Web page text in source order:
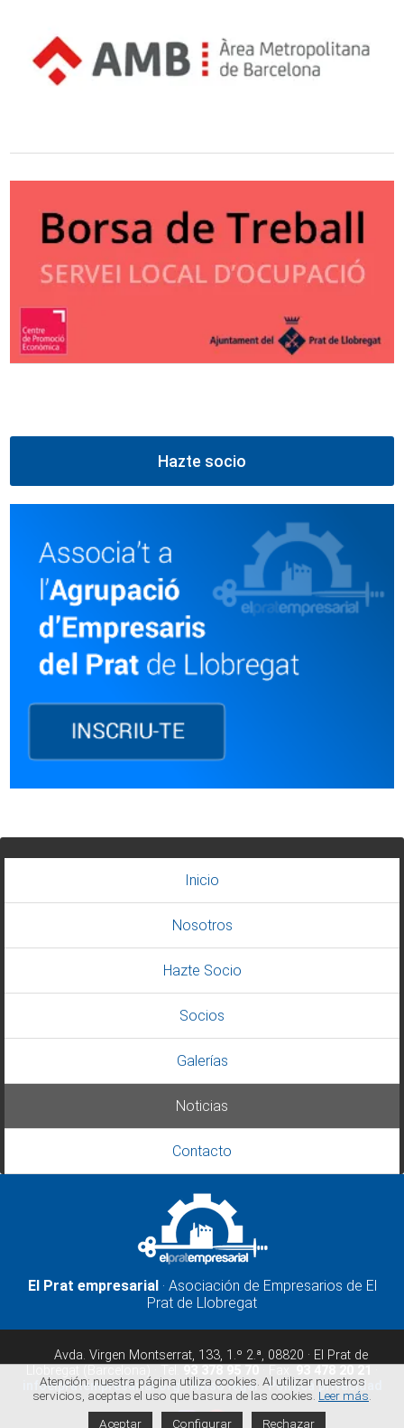
Hazte socio
Inicio
Nosotros
Hazte Socio
Socios
Galerías
Noticias
Contacto
El Prat empresarial· Asociación de Empresarios de El
Prat de Llobregat
Avda. Virgen Montserrat, 133, 1.º 2.ª, 08820 · El Prat de
infoelpratempresarial.org ·Aviso legal·Política privacidad
Atención: nuestra página utiliza cookies. Al utilizar nuestros
servicios, aceptas el uso que basura de las cookies. Leer más
Aceptar
Configurar Rechazar